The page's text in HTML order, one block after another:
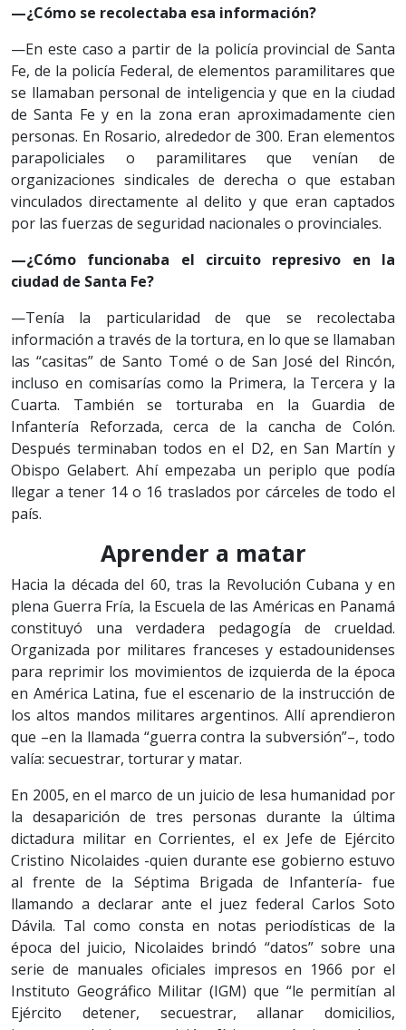
—¿Cómo se recolectaba esa información?
—En este caso a partir de la policía provincial de Santa
Fe, de la policía Federal, de elementos paramilitares que
se llamaban personal de inteligencia y que en la ciudad
de Santa Fe y en la zona eran aproximadamente cien
personas. En Rosario, alrededor de 300. Eran elementos
parapoliciales o paramilitares que venían de
organizaciones sindicales de derecha o que estaban
vinculados directamente al delito y que eran captados
por las fuerzas de seguridad nacionales o provinciales.
—¿Cómo funcionaba el circuito represivo en la
ciudad de Santa Fe?
—Tenía la particularidad de que se recolectaba
información a través de la tortura, en lo que se llamaban
las “casitas” de Santo Tomé o de San José del Rincón,
incluso en comisarías como la Primera, la Tercera y la
Cuarta. También se torturaba en la Guardia de
Infantería Reforzada, cerca de la cancha de Colón.
Después terminaban todos en el D2, en San Martín y
Obispo Gelabert. Ahí empezaba un periplo que podía
llegar a tener 14 o 16 traslados por cárceles de todo el
país.
Aprender a matar
Hacia la década del 60, tras la Revolución Cubana y en
plena Guerra Fría, la Escuela de las Américas en Panamá
constituyó una verdadera pedagogía de crueldad.
Organizada por militares franceses y estadounidenses
para reprimir los movimientos de izquierda de la época
en América Latina, fue el escenario de la instrucción de
los altos mandos militares argentinos. Allí aprendieron
que –en la llamada “guerra contra la subversión”–, todo
valía: secuestrar, torturar y matar.
En 2005, en el marco de un juicio de lesa humanidad por
la desaparición de tres personas durante la última
dictadura militar en Corrientes, el ex Jefe de Ejército
Cristino Nicolaides -quien durante ese gobierno estuvo
al frente de la Séptima Brigada de Infantería- fue
llamando a declarar ante el juez federal Carlos Soto
Dávila. Tal como consta en notas periodísticas de la
época del juicio, Nicolaides brindó “datos” sobre una
serie de manuales oficiales impresos en 1966 por el
Instituto Geográfico Militar (IGM) que “le permitían al
Ejército detener, secuestrar, allanar domicilios,